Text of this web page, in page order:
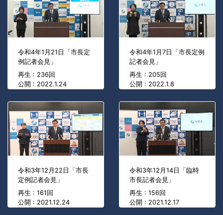
令和4年1月21日「市長定
例記者会見」
再生 : 236回
公開 : 2022.1.24
令和4年1月7日「市長定例
記者会見」
再生 : 205回
公開 : 2022.1.8
令和3年12月22日「市長
定例記者会見」
再生 : 161回
公開 : 2021.12.24
令和3年12月14日「臨時
市長記者会見」
再生 : 156回
公開 : 2021.12.17